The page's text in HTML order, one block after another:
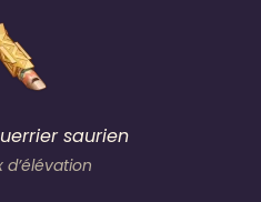
saurien
d’élévation